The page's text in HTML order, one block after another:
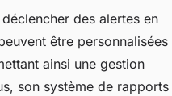
des alertes en
être personnalisées
ainsi une gestion
son système de rapports